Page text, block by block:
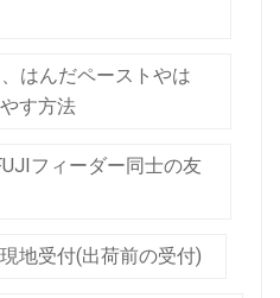
はんだペーストやは
す方法
フィーダー同士の友
地受付(出荷前の受付)